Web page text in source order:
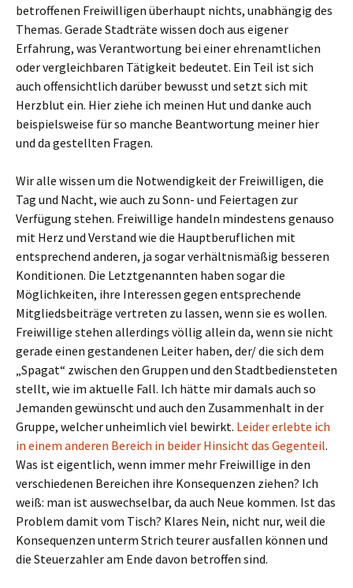
betroffenen Freiwilligen überhaupt nichts, unabhängig des
Themas. Gerade Stadträte wissen doch aus eigener
Erfahrung, was Verantwortung bei einer ehrenamtlichen
oder vergleichbaren Tätigkeit bedeutet. Ein Teil ist sich
auch offensichtlich darüber bewusst und setzt sich mit
Herzblut ein. Hier ziehe ich meinen Hut und danke auch
beispielsweise für so manche Beantwortung meiner hier
und da gestellten Fragen.
Wir alle wissen um die Notwendigkeit der Freiwilligen, die
Tag und Nacht, wie auch zu Sonn- und Feiertagen zur
Verfügung stehen. Freiwillige handeln mindestens genauso
mit Herz und Verstand wie die Hauptberuflichen mit
entsprechend anderen, ja sogar verhältnismäßig besseren
Konditionen. Die Letztgenannten haben sogar die
Möglichkeiten, ihre Interessen gegen entsprechende
Mitgliedsbeiträge vertreten zu lassen, wenn sie es wollen.
Freiwillige stehen allerdings völlig allein da, wenn sie nicht
gerade einen gestandenen Leiter haben, der/ die sich dem
„Spagat“ zwischen den Gruppen und den Stadtbediensteten
stellt, wie im aktuelle Fall. Ich hätte mir damals auch so
Jemanden gewünscht und auch den Zusammenhalt in der
Gruppe, welcher unheimlich viel bewirkt. Leider erlebte ich
in einem anderen Bereich in beider Hinsicht das Gegenteil.
Was ist eigentlich, wenn immer mehr Freiwillige in den
verschiedenen Bereichen ihre Konsequenzen ziehen? Ich
weiß: man ist auswechselbar, da auch Neue kommen. Ist das
Problem damit vom Tisch? Klares Nein, nicht nur, weil die
Konsequenzen unterm Strich teurer ausfallen können und
die Steuerzahler am Ende davon betroffen sind.